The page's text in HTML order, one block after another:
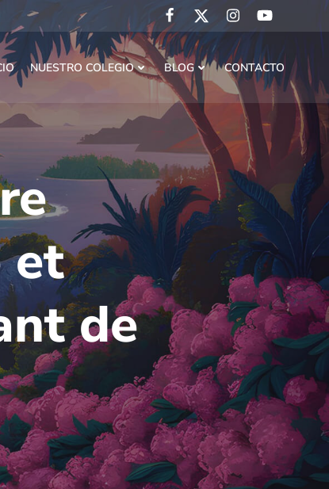
NUESTRO COLEGIO BLOG CONTACTO
et
de